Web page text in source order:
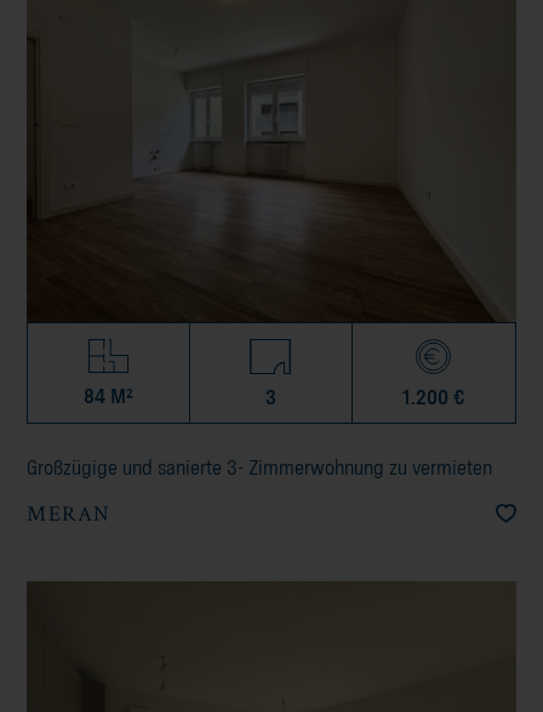
84 M² 3 1.200 €
Großzügige und sanierte 3- Zimmerwohnung zu vermieten
MERAN